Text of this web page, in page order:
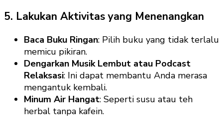
5. Lakukan Aktivitas yang Menenangkan
Baca Buku Ringan: Pilih buku yang tidak terlalu
memicu pikiran.
Dengarkan Musik Lembut atau Podcast
Relaksasi: Ini dapat membantu Anda merasa
mengantuk kembali.
Minum Air Hangat: Seperti susu atau teh
herbal tanpa kafein.